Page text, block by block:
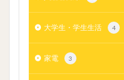
大学生・学生生活 4
家電 3